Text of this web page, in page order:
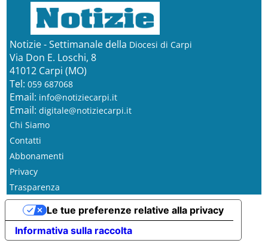
Notizie - Settimanale della Diocesi di Carpi
Via Don E. Loschi, 8
41012 Carpi (MO)
Tel: 059 687068
Email: info@notiziecarpi.it
Email: digitale@notiziecarpi.it
Chi Siamo
Contatti
Abbonamenti
Privacy
Trasparenza
Informativa sulla raccolta
Le tue preferenze relative alla privacy